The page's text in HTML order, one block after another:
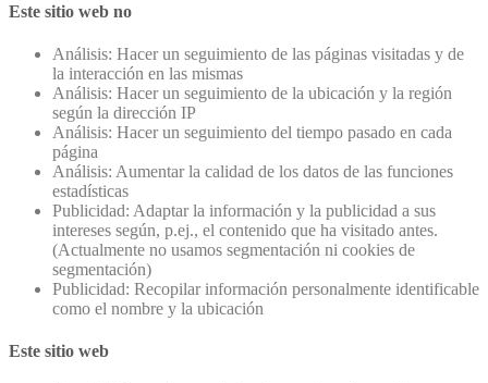
Este sitio web no
Análisis: Hacer un seguimiento de las páginas visitadas y de
la interacción en las mismas
Análisis: Hacer un seguimiento de la ubicación y la región
según la dirección IP
Análisis: Hacer un seguimiento del tiempo pasado en cada
página
Análisis: Aumentar la calidad de los datos de las funciones
estadísticas
Publicidad: Adaptar la información y la publicidad a sus
intereses según, p.ej., el contenido que ha visitado antes.
(Actualmente no usamos segmentación ni cookies de
segmentación)
Publicidad: Recopilar información personalmente identificable
como el nombre y la ubicación
Este sitio web